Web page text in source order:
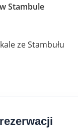
Stambule
ze Stambułu